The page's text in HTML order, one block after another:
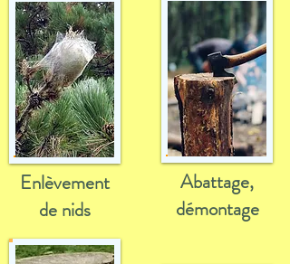
Enlèvement
de nids
Abattage,
démontage